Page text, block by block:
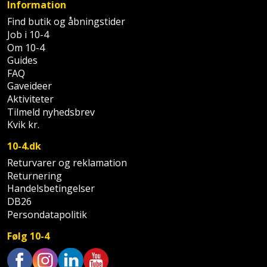
WinWin
plader
Savbuk
Savklinge
Skraber
Skruestik
Skruetrækker
Skruetvinge
Slibeartikler
og
rustopløser
Kompressor
Lader
Ligesliber
Limpistol
Loddekolbe
Luftværktøj
Måleinstrumenter
Malersprøjte
Lommelygte
Merchandise
Mobiltilbehør
Pavillon
Personlig
Plantekasser
Postkasse
Postkassestander
Information
Find butik og åbningstider
Job i 10-4
Om 10-4
Guides
FAQ
Gaveideer
Aktiviteter
Tilmeld nyhedsbrev
Kvik kr.
10-4.dk
Returvarer og reklamation
Returnering
Handelsbetingelser
DB26
Persondatapolitik
Følg 10-4